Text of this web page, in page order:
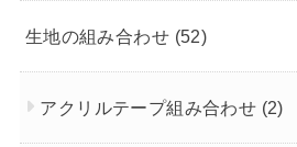
生地の組み合わせ (52)
アクリルテープ組み合わせ (2)